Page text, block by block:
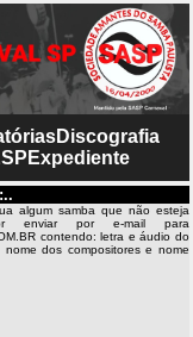
Discografia
Expediente
algum samba que não esteja
enviar por e-mail para
contendo: letra e áudio do
nome dos compositores e nome